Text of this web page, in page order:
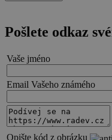
Pošlete odkaz
Vaše jméno
Email Vašeho známého
Opište kód z obrázku